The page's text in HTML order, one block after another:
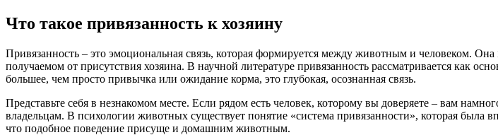
Что такое привязанность к хозяину
Привязанность – это эмоциональная связь, которая формируется между животным и человеком.
получаемом от присутствия хозяина. В научной литературе привязанность рассматривается как
большее, чем просто привычка или ожидание корма, это глубокая, осознанная связь.
Представьте себя в незнакомом месте. Если рядом есть человек, которому вы доверяете – вам
владельцам. В психологии животных существует понятие «система привязанности», которая была
что подобное поведение присуще и домашним животным.